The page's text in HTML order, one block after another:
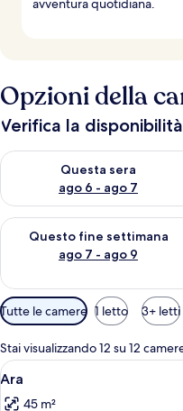
Opzioni della
Verifica la
Questa sera
ago 6 - ago 7
Verifica la disponibilità per
Questo fine settimana
ago 7 - ago 9
Verifica la disponibilità per
Filtri
disponibili
per
le
camere
Tutte le camere 1 letto 3+ letti
Stai visualizzando 12 su 12
Apri
tutte
12
Ara
45 m²